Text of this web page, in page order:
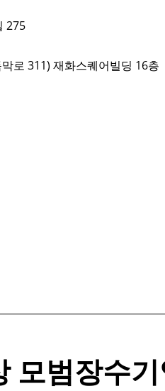
275
로 311) 재화스퀘어빌딩 16층
모범장수